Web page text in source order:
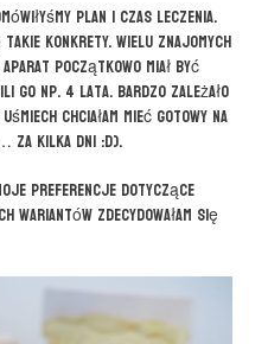
plan i czas leczenia.
konkrety. Wielu znajomych
początkowo miał być
go np. 4 lata. Bardzo zależało
chciałam mieć gotowy na
kilka dni :D).
preferencje dotyczące
wariantów zdecydowałam się